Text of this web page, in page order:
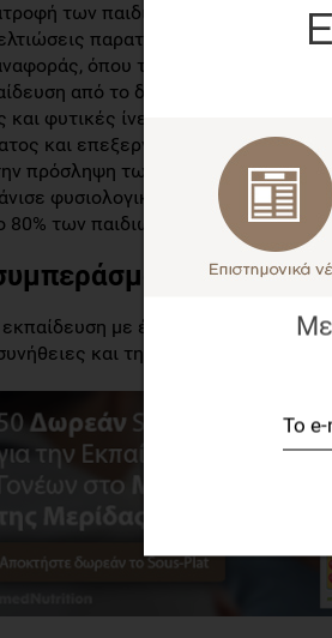
των παιδιών φάνηκε μη
παρατηρήθηκαν στη
όπου το 50% των παιδιών
από το διαιτολόγο, ενώ το
φυτικές ίνες αντίστοιχα. Τα
και επεξεργασμένων
πρόσληψη των κορεσμένων
φυσιολογική εντερική
των παιδιών με δυσκοιλιότητα
για τον
με έναν πιστοποιημένο
και την εντερική